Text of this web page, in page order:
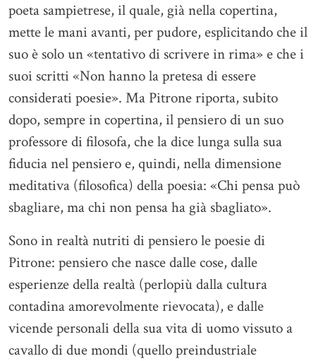
poeta sampietrese, il quale, già nella copertina,
mette le mani avanti, per pudore, esplicitando che il
suo è solo un «tentativo di scrivere in rima» e che i
suoi scritti «Non hanno la pretesa di essere
considerati poesie». Ma Pitrone riporta, subito
dopo, sempre in copertina, il pensiero di un suo
professore di filosofa, che la dice lunga sulla sua
fiducia nel pensiero e, quindi, nella dimensione
meditativa (filosofica) della poesia: «Chi pensa può
sbagliare, ma chi non pensa ha già sbagliato».
Sono in realtà nutriti di pensiero le poesie di
Pitrone: pensiero che nasce dalle cose, dalle
esperienze della realtà (perlopiù dalla cultura
contadina amorevolmente rievocata), e dalle
vicende personali della sua vita di uomo vissuto a
cavallo di due mondi (quello preindustriale